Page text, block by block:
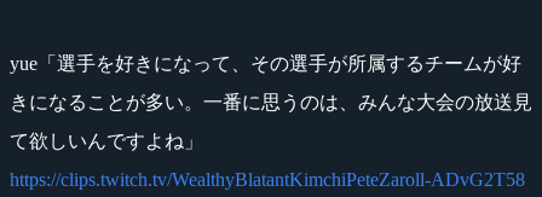
yue「選手を好きになって、その選手が所属するチームが好
きになることが多い。一番に思うのは、みんな大会の放送見
て欲しいんですよね」
https://clips.twitch.tv/WealthyBlatantKimchiPeteZaroll-ADvG2T58